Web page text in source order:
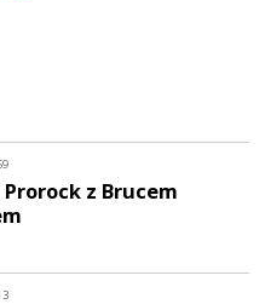
Prorock z Brucem